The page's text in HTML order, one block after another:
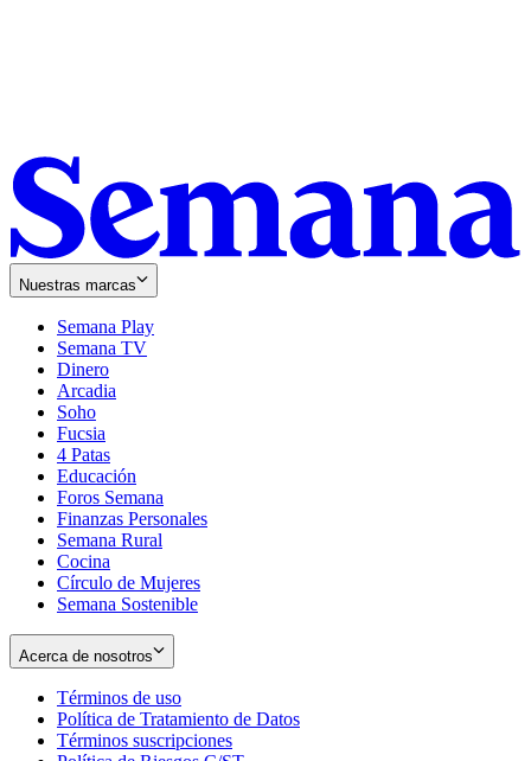
Nuestras marcas
Semana Play
Semana TV
Dinero
Arcadia
Soho
in
new
window
Fucsia
in
new
window
4 Patas
Educación
Foros Semana
Finanzas Personales
Semana Rural
Cocina
Círculo de Mujeres
Semana Sostenible
Acerca de nosotros
Términos de uso
in
new
Política de Tratamiento de Datos
Términos suscripciones